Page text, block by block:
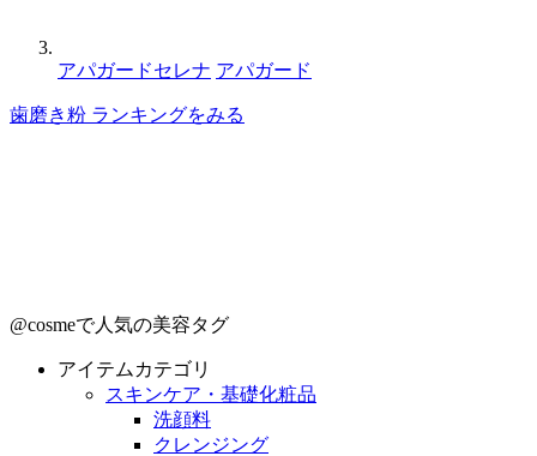
アパガードセレナ アパガード
歯磨き粉 ランキングをみる
@cosmeで人気の美容タグ
アイテムカテゴリ
スキンケア・基礎化粧品
洗顔料
クレンジング